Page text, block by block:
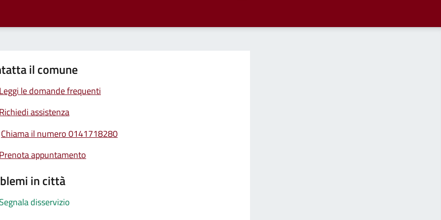
il comune
Leggi le domande frequenti
Richiedi assistenza
Chiama il numero 0141718280
Prenota appuntamento
in città
Segnala disservizio